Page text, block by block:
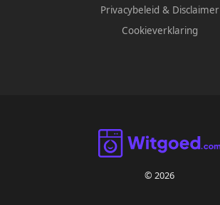
Privacybeleid & Disclaimer
Cookieverklaring
© 2026